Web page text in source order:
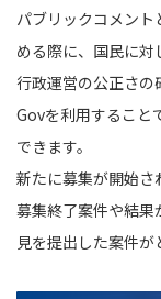
パブリックコメン
める際に、国民に対
行政運営の公正さ
Govを利用すること
できます。
新たに募集が開始さ
募集終了案件や結果
見を提出した案件が